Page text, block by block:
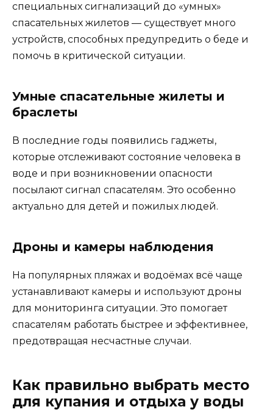
специальных сигнализаций до «умных»
спасательных жилетов — существует много
устройств, способных предупредить о беде и
помочь в критической ситуации.
Умные спасательные жилеты и
браслеты
В последние годы появились гаджеты,
которые отслеживают состояние человека в
воде и при возникновении опасности
посылают сигнал спасателям. Это особенно
актуально для детей и пожилых людей.
Дроны и камеры наблюдения
На популярных пляжах и водоёмах всё чаще
устанавливают камеры и используют дроны
для мониторинга ситуации. Это помогает
спасателям работать быстрее и эффективнее,
предотвращая несчастные случаи.
Как правильно выбрать место
для купания и отдыха у воды